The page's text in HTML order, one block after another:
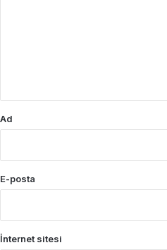
Ad
E-posta
İnternet sitesi